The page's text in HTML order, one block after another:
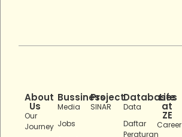
About
Us
Our
Journey
Bussiness
Media
Jobs
Project
SINAR
Databases
Data
Daftar
Peraturan
Life
at
ZE
Career